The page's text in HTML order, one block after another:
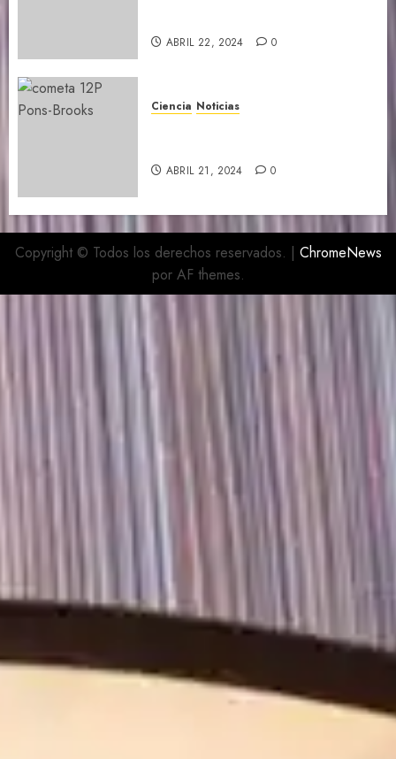
ABRIL 22, 2024 0
Ciencia Noticias
ABRIL 21, 2024 0
Copyright © Todos los derechos reservados. | ChromeNews
por AF themes.